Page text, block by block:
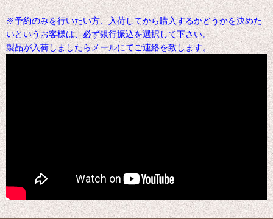
※予約のみを行いたい方、入荷してから購入するかどうかを決めた
いというお客様は、必ず銀行振込を選択して下さい。
製品が入荷しましたらメールにてご連絡を致します。